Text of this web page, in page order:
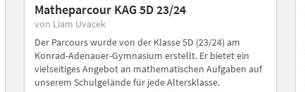
Matheparcour KAG 5D 23/24
von Liam Uvacek
Der Parcours wurde von der Klasse 5D (23/24) am
Konrad-Adenauer-Gymnasium erstellt. Er bietet ein
vielseitiges Angebot an mathematischen Aufgaben auf
unserem Schulgelände für jede Altersklasse.